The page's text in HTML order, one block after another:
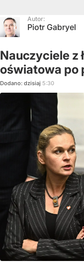
Autor:
Piotr Gabryel
Nauczyciele z
oświatowa po
Dodano: dzisiaj 5:30